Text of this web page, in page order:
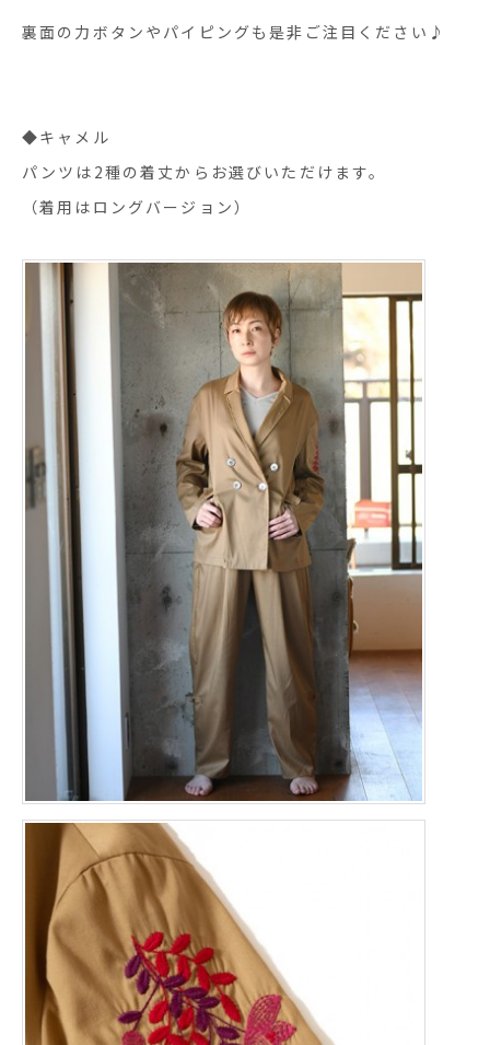
裏面の力ボタンやパイピングも是非ご注目ください♪
◆キャメル
パンツは2種の着丈からお選びいただけます。
（着用はロングバージョン）